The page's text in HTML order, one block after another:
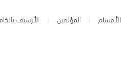
الأقسام المؤلفين الأرشيف